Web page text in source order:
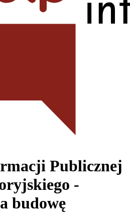
Publicznej
-
budowę